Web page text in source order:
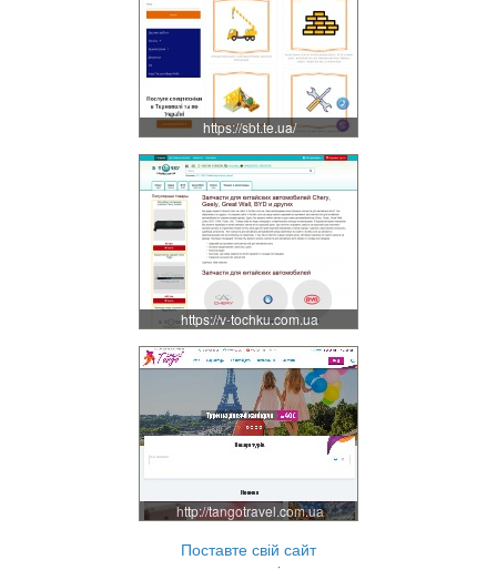
https://sbt.te.ua/
https://v-tochku.com.ua
http://tangotravel.com.ua
Поставте свій сайт